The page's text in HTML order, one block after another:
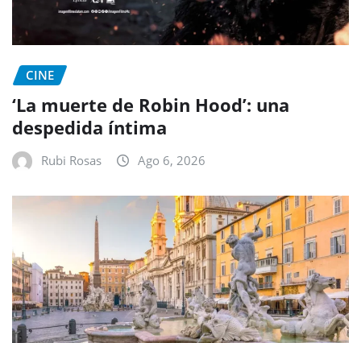
CINE
‘La muerte de Robin Hood’: una
despedida íntima
Rubi Rosas Ago 6, 2026